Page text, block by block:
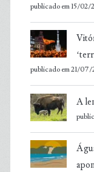
publicado em 15/02/
publicado em 21/07/
A